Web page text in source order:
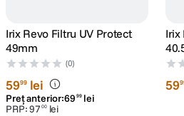
9. insta 360
10 . godox
Irix Revo Filtru UV Protect
49mm
(0)
5999 lei
Preț anterior:69 99 lei
PRP:97 00 lei
Irix
59